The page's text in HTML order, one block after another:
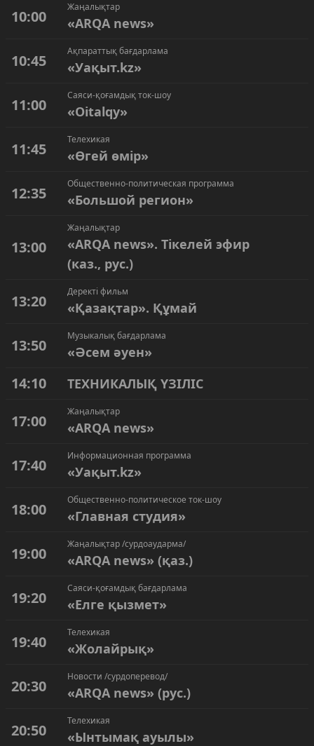
10:00
Жаңалықтар
«ARQA news»
10:45
Ақпараттық бағдарлама
«Уақыт.kz»
11:00
Саяси-қоғамдық ток-шоу
«Oitalqy»
11:45
Телехикая
«Өгей өмір»
12:35
Общественно-политическая программа
«Большой регион»
13:00
Жаңалықтар
«ARQA news». Тікелей эфир
(каз., рус.)
13:20
Деректі фильм
«Қазақтар». Құмай
13:50
Музыкалық бағдарлама
«Әсем әуен»
14:10 ТЕХНИКАЛЫҚ ҮЗІЛІС
17:00
Жаңалықтар
«ARQA news»
17:40
Информационная программа
«Уақыт.kz»
18:00
Общественно-политическое ток-шоу
«Главная студия»
19:00
Жаңалықтар /сурдоаударма/
«ARQA news» (қаз.)
19:20
Саяси-қоғамдық бағдарлама
«Елге қызмет»
19:40
Телехикая
«Жолайрық»
20:30
Новости /сурдоперевод/
«ARQA news» (рус.)
20:50
Телехикая
«Ынтымақ ауылы»